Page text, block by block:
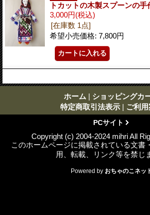
トカットの木製スプーンの手
3,000円(税込)
[在庫数 1点]
希望小売価格: 7,800円
ホーム | ショッピングカ
特定商取引法表示 | ご利用
PCサイト
Copyright (c) 2004-2024 mihri All
このホームページに掲載されている文書
用、転載、リンク等を禁じ
Powered by おちゃのこネッ